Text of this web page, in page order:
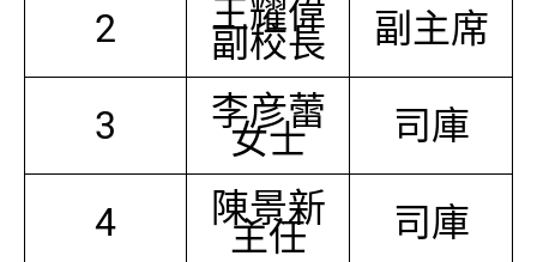
2 王耀偉
副校長 副主席
3 李彦蕾
女士 司庫
4 陳景新
主任 司庫